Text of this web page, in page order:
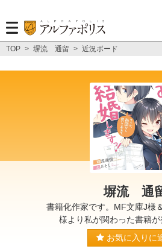
TOP > 塀流 通留 > 近況ボード
塀流 通
書籍化作家です。MF文庫J様
様より私が関わった書籍が
お気に入りに